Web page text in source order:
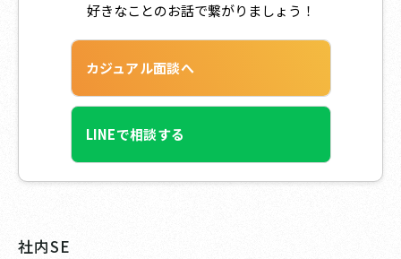
好きなことのお話で繋がりましょう！
カジュアル面談へ
LINEで相談する
社内SE